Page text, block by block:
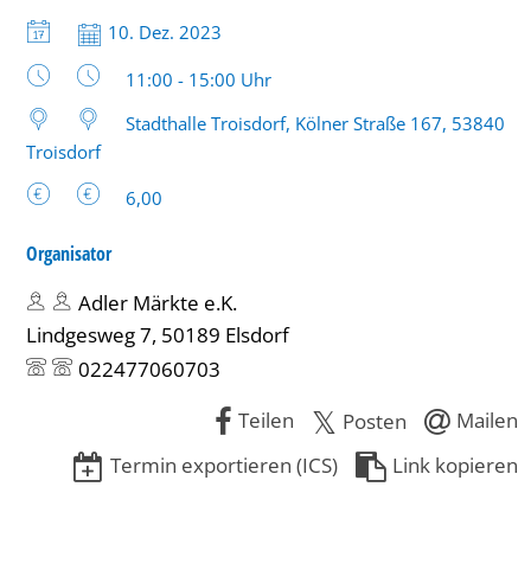
Datum:
10. Dez. 2023
Uhrzeit:
11:00 - 15:00 Uhr
Stadthalle Troisdorf, Kölner Straße 167, 53840
Troisdorf
6,00
Organisator
Adler Märkte e.K.
Lindgesweg 7, 50189 Elsdorf
022477060703
Teilen
Posten
Mailen
Termin exportieren (ICS)
Link kopieren